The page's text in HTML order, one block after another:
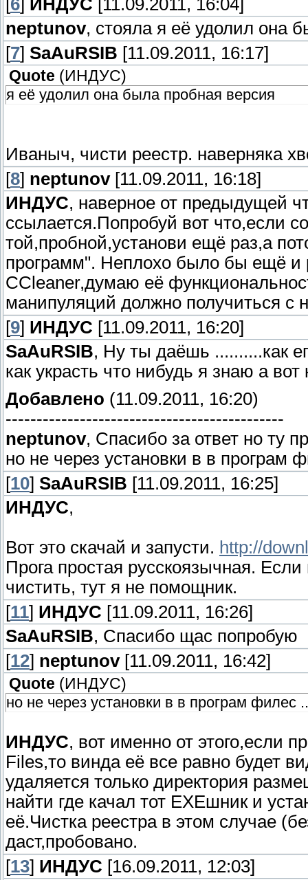
[6] ИНДУС [11.09.2011, 16:04]
neptunov, стояла я её удолил она
[7] SaAuRSIB [11.09.2011, 16:17]
Quote (ИНДУС)
я её удолил она была пробная версия
Иваныч, чисти реестр. наверняка
[8] neptunov[11.09.2011, 16:18]
ИНДУС, наверное от предыдущей
ссылается.Попробуй вот что,если
той,пробной,установи ещё раз,а
программ". Неплохо было бы ещё и
ССleaner,думаю её
манипуляций должно получиться
[9] ИНДУС [11.09.2011, 16:20]
SaAuRSIB, Ну ты даёшь ..........как
как украсть что нибудь я знаю а
Добавлено (11.09.2011, 16:20)
---------------------------------------------
neptunov, Спасибо за ответ но ту
но не через установки в в програм
[10] SaAuRSIB [11.09.2011, 16:25]
ИНДУС,
Вот это скачай и запусти. http://
Прога простая русскоязычная.
чистить, тут я не помощник.
[11] ИНДУС [11.09.2011, 16:26]
SaAuRSIB, Спасибо щас попробую
[12] neptunov[11.09.2011, 16:42]
Quote (ИНДУС)
но не через установки в в програм филес
ИНДУС, вот именно от этого,если
Files,то винда её все равно будет
удаляется только директория
найти где качал тот ЕХЕшник и
её.Чистка реестра в этом случае
даст,пробовано.
[13] ИНДУС [16.09.2011, 12:03]